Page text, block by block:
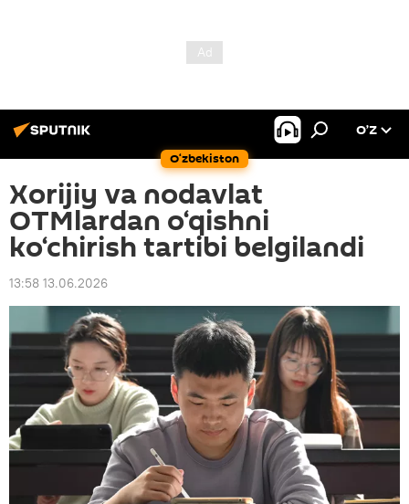
O‘zbekiston
O’Z
Xorijiy va nodavlat
OTMlardan o‘qishni
ko‘chirish tartibi belgilandi
13:58 13.06.2026